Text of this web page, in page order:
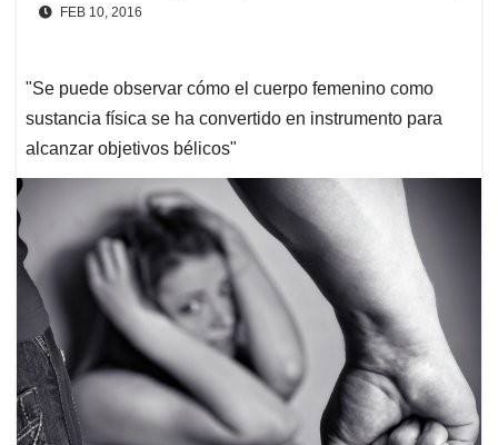
FEB 10, 2016
"Se puede observar cómo el cuerpo femenino como
sustancia física se ha convertido en instrumento para
alcanzar objetivos bélicos"